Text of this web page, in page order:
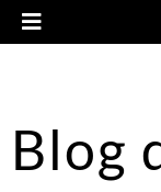
Blog